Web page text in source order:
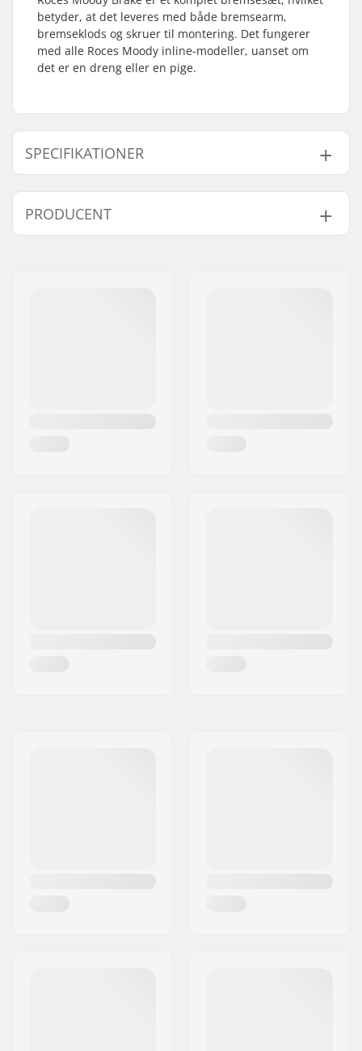
betyder, at det leveres med både bremsearm,
bremseklods og skruer til montering. Det fungerer
med alle Roces Moody inline-modeller, uanset om
det er en dreng eller en pige.
SPECIFIKATIONER
Brake mounting bolt: Inkluderet
PRODUCENT